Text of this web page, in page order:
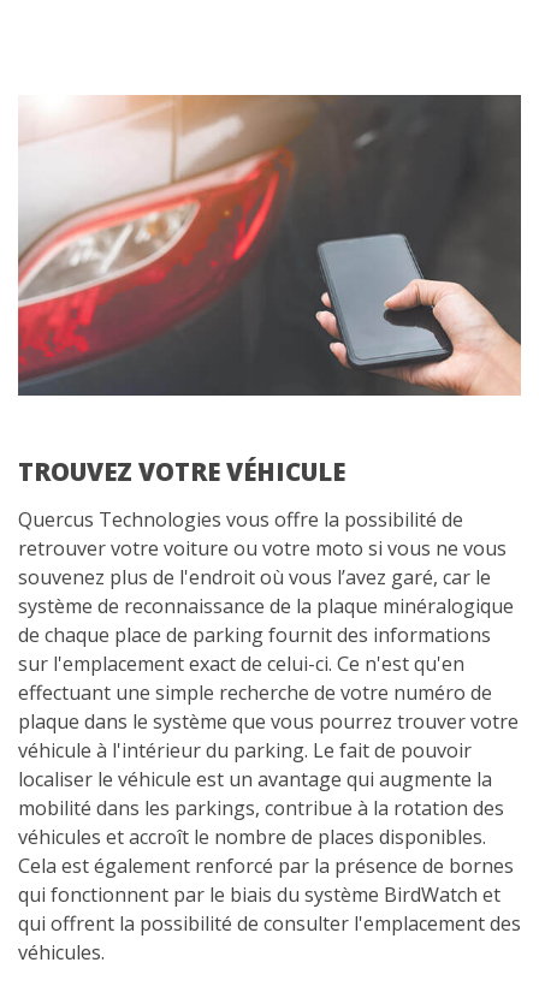
TROUVEZ VOTRE VÉHICULE
Quercus Technologies vous offre la possibilité de
retrouver votre voiture ou votre moto si vous ne vous
souvenez plus de l'endroit où vous l’avez garé, car le
système de reconnaissance de la plaque minéralogique
de chaque place de parking fournit des informations
sur l'emplacement exact de celui-ci. Ce n'est qu'en
effectuant une simple recherche de votre numéro de
plaque dans le système que vous pourrez trouver votre
véhicule à l'intérieur du parking. Le fait de pouvoir
localiser le véhicule est un avantage qui augmente la
mobilité dans les parkings, contribue à la rotation des
véhicules et accroît le nombre de places disponibles.
Cela est également renforcé par la présence de bornes
qui fonctionnent par le biais du système BirdWatch et
qui offrent la possibilité de consulter l'emplacement des
véhicules.